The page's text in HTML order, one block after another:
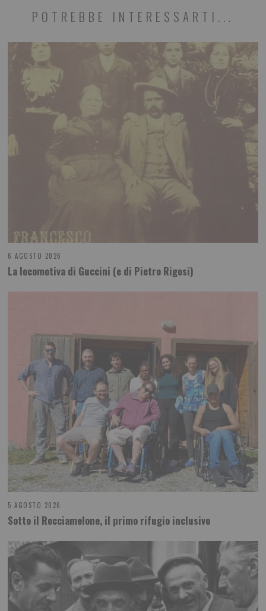
POTREBBE INTERESSARTI...
6 AGOSTO 2026
La locomotiva di Guccini (e di Pietro Rigosi)
5 AGOSTO 2026
Sotto il Rocciamelone, il primo rifugio inclusivo